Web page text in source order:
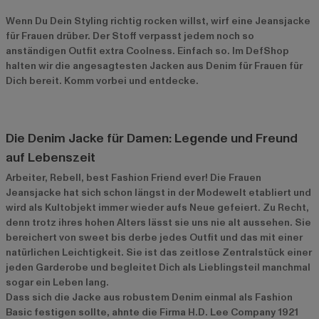
Wenn Du Dein Styling richtig rocken willst, wirf eine Jeansjacke
für Frauen drüber. Der Stoff verpasst jedem noch so
anständigen Outfit extra Coolness. Einfach so. Im DefShop
halten wir die angesagtesten Jacken aus Denim für Frauen für
Dich bereit. Komm vorbei und entdecke.
Die Denim Jacke für Damen: Legende und Freund
auf Lebenszeit
Arbeiter, Rebell, best Fashion Friend ever! Die Frauen
Jeansjacke hat sich schon längst in der Modewelt etabliert und
wird als Kultobjekt immer wieder aufs Neue gefeiert. Zu Recht,
denn trotz ihres hohen Alters lässt sie uns nie alt aussehen. Sie
bereichert von sweet bis derbe jedes Outfit und das mit einer
natürlichen Leichtigkeit. Sie ist das zeitlose Zentralstück einer
jeden Garderobe und begleitet Dich als Lieblingsteil manchmal
sogar ein Leben lang.
Dass sich die Jacke aus robustem Denim einmal als Fashion
Basic festigen sollte, ahnte die Firma H.D. Lee Company 1921